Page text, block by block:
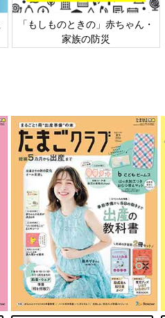
六星占術 細木かおりさんの人生
相談